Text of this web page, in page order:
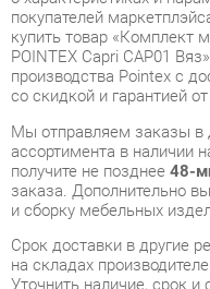
Мы отправляем заказы в
ассортимента в наличии
получите не позднее 48-ми
заказа. Дополнительно
и сборку мебельных
Срок доставки в другие
на складах
Уточнить наличие, срок и
через формуобратной
течение 7-ми дней после
изменить выборили